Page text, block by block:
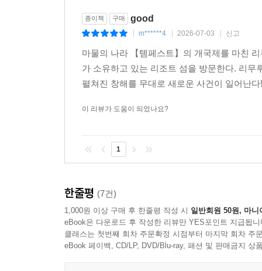
종이책 구매 good
m******4 2026-07-03 신고
마물의 나라 【템페스트】의 개국제를 마친
가 소유하고 있는 리조트 섬을 방문한다. 리
펼쳐진 창해를 무대로 새로운 사건이 일어난
이 리뷰가 도움이 되었나요?
1
한줄평 (7건)
1,000원 이상 구매 후 한줄평 작성 시 일반회원 50원, 마니
eBook은 다운로드 후 작성한 리뷰만 YES포인트 지급됩니
클래스는 첫번째 회차 주문확정 시점부터 마지막 회차 주
eBook 페이백, CD/LP, DVD/Blu-ray, 패션 및 판매금지 상